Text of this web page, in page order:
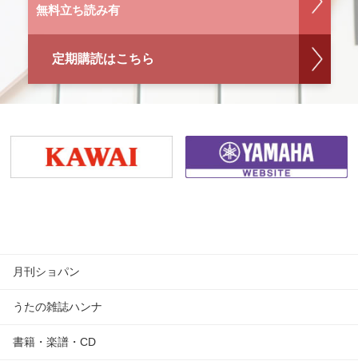
無料立ち読み有
定期購読はこちら
月刊ショパン
うたの雑誌ハンナ
書籍・楽譜・CD